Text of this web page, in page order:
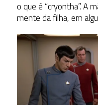
o que é “cryontha”. A
mente da filha, em